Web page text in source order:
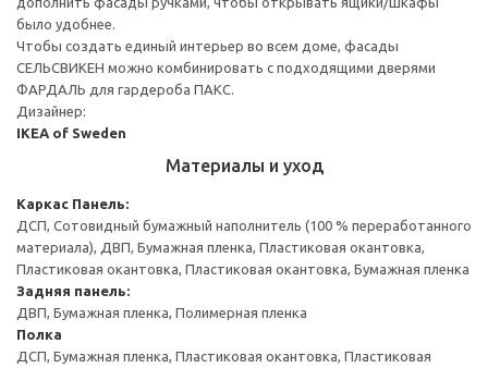
было удобнее.
Чтобы создать единый интерьер во всем доме, фасады
СЕЛЬСВИКЕН можно комбинировать с подходящими дверями
ФАРДАЛЬ для гардероба ПАКС.
Дизайнер:
IKEA of Sweden
Материалы и уход
Каркас Панель:
ДСП, Сотовидный бумажный наполнитель (100 % переработанного
материала), ДВП, Бумажная пленка, Пластиковая окантовка,
Пластиковая окантовка, Пластиковая окантовка, Бумажная пленка
Задняя панель:
ДВП, Бумажная пленка, Полимерная пленка
Полка
ДСП, Бумажная пленка, Пластиковая окантовка, Пластиковая